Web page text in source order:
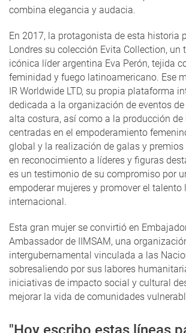
combina elegancia y audacia.
En 2017, la protagonista de esta historia
Londres su colección Evita Collection, un
icónica líder argentina Eva Perón, tejida
feminidad y fuego latinoamericano. Ese
IR Worldwide LTD, su propia plataforma
dedicada a la organización de eventos
alta costura, así como a la producción
centradas en el empoderamiento
global y la realización de galas y
en reconocimiento a líderes y figuras
es un testimonio de su compromiso por
empoderar mujeres y promover el talento
internacional.
Esta gran mujer se convirtió en
Ambassador de IIMSAM, una
intergubernamental vinculada a las
sobresaliendo por sus labores
iniciativas de impacto social y cultural
mejorar la vida de comunidades